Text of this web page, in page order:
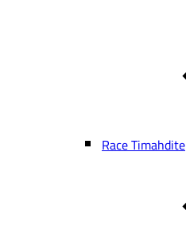
Race Timahdite